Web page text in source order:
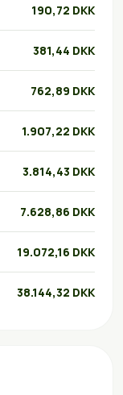
190,72 DKK
381,44 DKK
762,89 DKK
1.907,22 DKK
3.814,43 DKK
7.628,86 DKK
19.072,16 DKK
38.144,32 DKK